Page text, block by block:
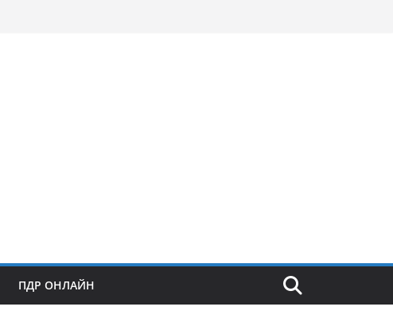
ПДР ОНЛАЙН